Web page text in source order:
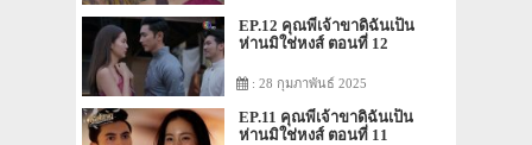
EP.12 คุณพี่เจ้าขาดิฉันเป็น
ห่านมิใช่หงส์ ตอนที่ 12
: 28 กุมภาพันธ์ 2025
EP.11 คุณพี่เจ้าขาดิฉันเป็น
ห่านมิใช่หงส์ ตอนที่ 11